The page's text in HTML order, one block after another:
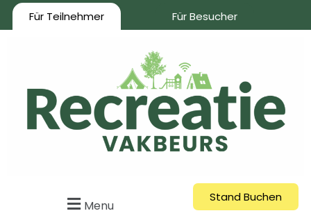
Für Teilnehmer Für Besucher
Menu
Stand Buchen